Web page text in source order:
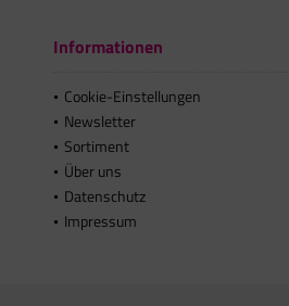
Informationen
Cookie-Einstellungen
Newsletter
Sortiment
Über uns
Datenschutz
Impressum